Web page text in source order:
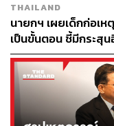
การตั้งข้อหาของกระ
พุ่งเป้าไปที่บุคคลสำ
ขณะที่คิวบากำลังเผ
สหรัฐฯ และประธาน
ดำเนินการปฏิรูปทาง
แก้ไขระบอบการปก
THAILAND
นายกฯ เผยเด็กก่อเห
เป็นขั้นตอน ชี้มีกระสุ
อาจสูญเสียเพิ่ม